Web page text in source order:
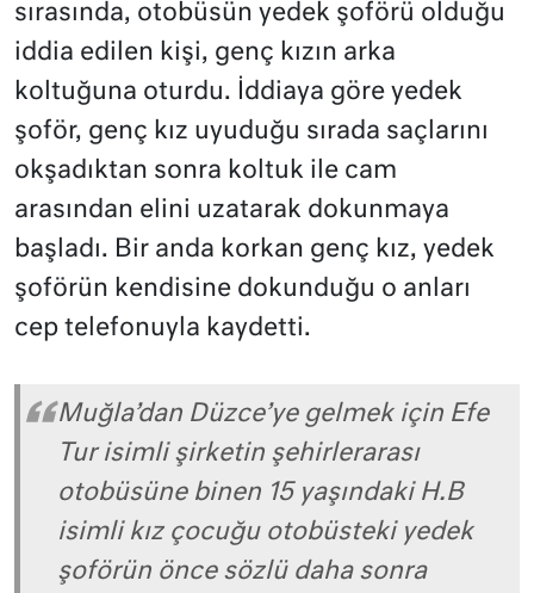
sırasında, otobüsün yedek şoförü olduğu
iddia edilen kişi, genç kızın arka
koltuğuna oturdu. İddiaya göre yedek
şoför, genç kız uyuduğu sırada saçlarını
okşadıktan sonra koltuk ile cam
arasından elini uzatarak dokunmaya
başladı. Bir anda korkan genç kız, yedek
şoförün kendisine dokunduğu o anları
cep telefonuyla kaydetti.
Muğla’dan Düzce’ye gelmek için Efe
Tur isimli şirketin şehirlerarası
otobüsüne binen 15 yaşındaki H.B
isimli kız çocuğu otobüsteki yedek
şoförün önce sözlü daha sonra